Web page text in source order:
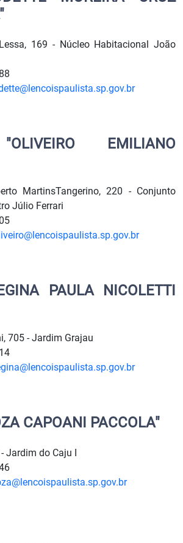
169 - Núcleo Habitacional João
EMILIANO
MartinsTangerino, 220 - Conjunto
Júlio Ferrari
PAULA NICOLETTI
705 - Jardim Grajau
CAPOANI PACCOLA"
Jardim do Caju I